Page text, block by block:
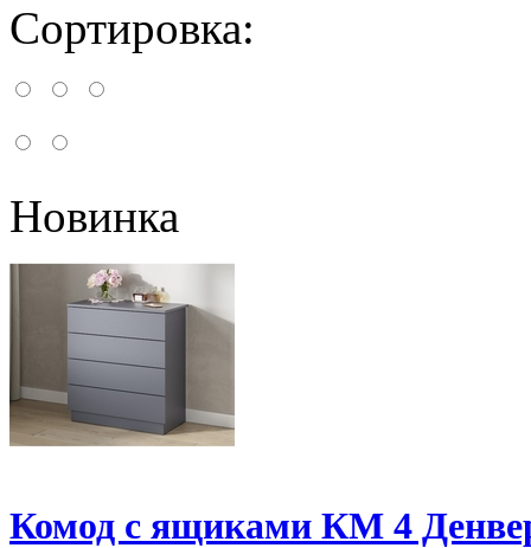
Сортировка:
Новинка
Комод с ящиками КМ 4